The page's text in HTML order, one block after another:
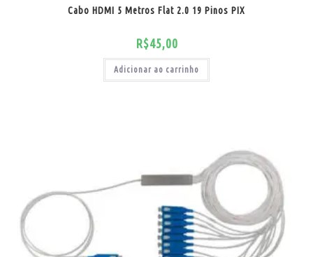
Cabo HDMI 5 Metros Flat 2.0 19 Pinos PIX
R$45,00
Adicionar ao carrinho